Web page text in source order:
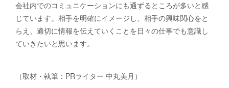
会社内でのコミュニケーションにも通ずるところが多いと感
じています。相手を明確にイメージし、相手の興味関心をと
らえ、適切に情報を伝えていくことを日々の仕事でも意識し
ていきたいと思います。
（取材・執筆：PRライター 中丸美月）